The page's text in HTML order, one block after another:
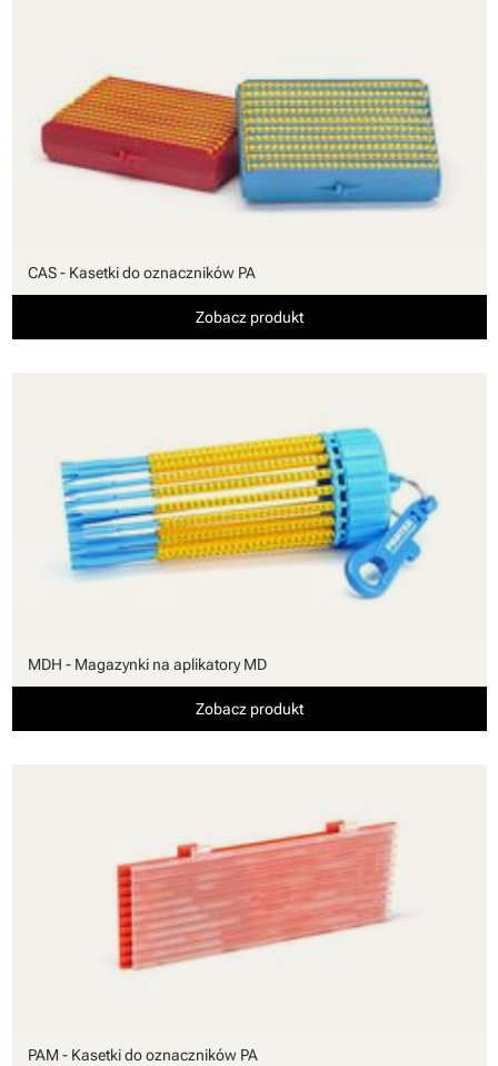
CAS - Kasetki do oznaczników PA
Zobacz produkt
MDH - Magazynki na aplikatory MD
Zobacz produkt
PAM - Kasetki do oznaczników PA